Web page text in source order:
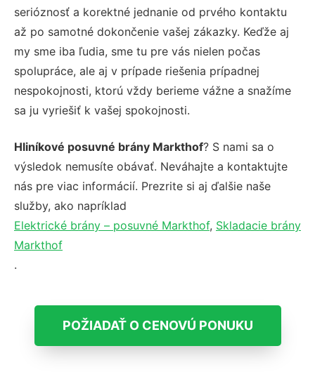
serióznosť a korektné jednanie od prvého kontaktu
až po samotné dokončenie vašej zákazky. Keďže aj
my sme iba ľudia, sme tu pre vás nielen počas
spolupráce, ale aj v prípade riešenia prípadnej
nespokojnosti, ktorú vždy berieme vážne a snažíme
sa ju vyriešiť k vašej spokojnosti.
Hliníkové posuvné brány Markthof? S nami sa o
výsledok nemusíte obávať. Neváhajte a kontaktujte
nás pre viac informácií. Prezrite si aj ďalšie naše
služby, ako napríklad
Elektrické brány – posuvné Markthof, Skladacie brány
Markthof
.
POŽIADAŤ O CENOVÚ PONUKU